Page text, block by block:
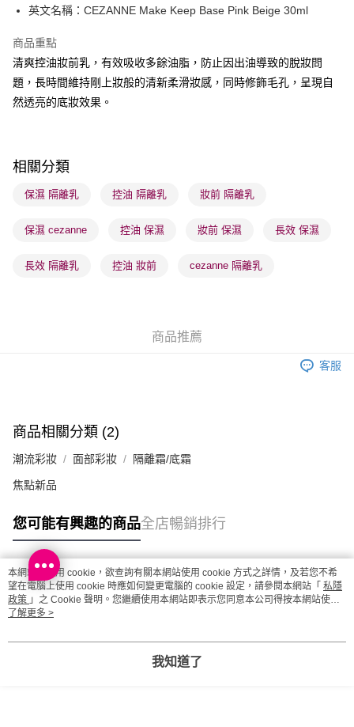
WeChat Pay
BoC Pay
送貨方式
順豐自助櫃 - 確認發貨後1-3個工作天送達
順豐站及營業點 - 確認發貨後1-3個工作天送達
物流公司進行物流配送
澳門地區配送 - 確認發貨後1-4個工作天送達
英文名稱：CEZANNE Make Keep Base Pink Beige 30ml
商品重點
清爽控油妝前乳，有效吸收多餘油脂，防止因出油導致的脫妝問
題，長時間維持剛上妝般的清新柔滑妝感，同時修飾毛孔，呈現自
然透亮的底妝效果。
相關分類
保濕 隔離乳 控油 隔離乳 妝前 隔離乳
保濕 cezanne 控油 保濕 妝前 保濕 長效 保濕
長效 隔離乳 控油 妝前 cezanne 隔離乳
商品推薦
客服
商品相關分類 (2)
潮流彩妝 面部彩妝 隔離霜/底霜
焦點新品
您可能有興趣的商品全店暢銷排行
熱門標籤
熱銷排行
本網站中使用 cookie，欲查詢有關本網站使用 cookie 方式之詳情，及若您不希
望在電腦上使用 cookie 時應如何變更電腦的 cookie 設定，請參閱本網站「 私隱
政策 」之 Cookie 聲明。您繼續使用本網站即表示您同意本公司得按本網站使用
條款之 Cookie 聲明使用 cookie。
了解更多 >
我知道了